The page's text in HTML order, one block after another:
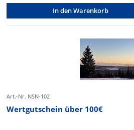
In den Warenkorb
Art.-Nr. NSN-102
Wertgutschein über 100€